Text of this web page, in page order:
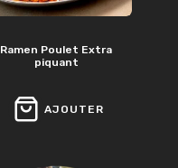
Ramen Poulet Extra
piquant
AJOUTER